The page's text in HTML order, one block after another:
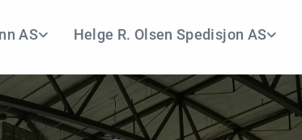
AS Helge R. Olsen Spedisjon AS